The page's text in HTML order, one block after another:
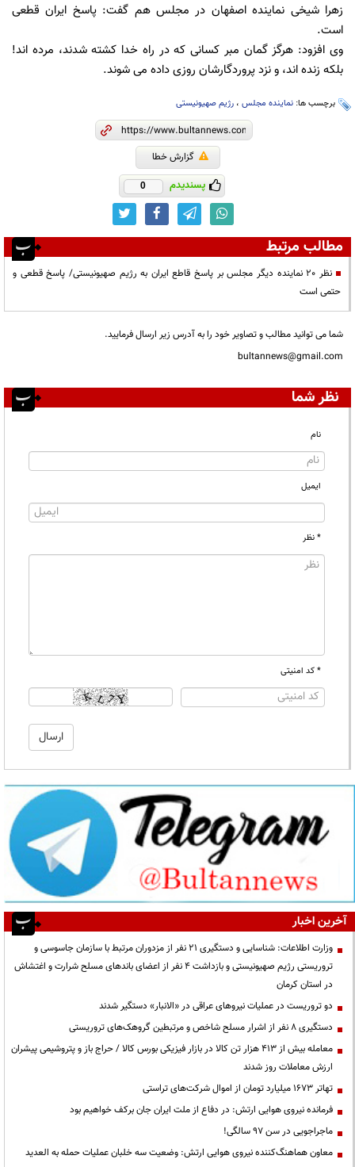
زهرا شیخی نماینده اصفهان در مجلس هم گفت: پاسخ ایران قطعی
است.
وی افزود: ‏هرگز گمان مبر کسانی که در راه خدا کشته شدند، مرده اند!
بلکه زنده اند، و نزد پروردگارشان روزی داده می شوند.
برچسب ها: نماینده مجلس ، رژیم صهیونیستی
گزارش خطا
پسندیدم 0
مطالب مرتبط
نظر 20 نماینده دیگر مجلس بر پاسخ قاطع ایران به رژیم صهیونیستی/ پاسخ قطعی و
حتمی است
شما می توانید مطالب و تصاویر خود را به آدرس زیر ارسال فرمایید.
bultannews@gmail.com
نظر شما
نام
ایمیل
* نظر
* کد امنیتی
آخرین اخبار
وزارت اطلاعات: شناسایی و دستگیری ۲۱ نفر از مزدوران مرتبط با سازمان جاسوسی و
تروریستی رژیم صهیونیستی و بازداشت ۴ نفر از اعضای باندهای مسلح شرارت و اغتشاش
در استان کرمان
دو تروریست در عملیات نیروهای عراقی در «الانبار» دستگیر شدند
دستگیری ۸ نفر از اشرار مسلح شاخص و مرتبطین گروهک‌های تروریستی
معامله بیش از ۴۱۳ هزار تن کالا در بازار فیزیکی بورس کالا / حراج باز و پتروشیمی پیشران
ارزش معاملات روز شدند
تهاتر ۱۶۷۳ میلیارد تومان از اموال شرکت‌های تراستی
فرمانده نیروی هوایی ارتش: در دفاع از ملت ایران جان برکف خواهیم بود
ماجراجویی در سن ۹۷ سالگی!
معاون هماهنگ‌کننده نیروی هوایی ارتش: وضعیت سه خلبان عملیات حمله به العدید